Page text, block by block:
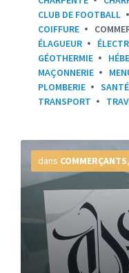
CLUB DE FOOTBALL
COIFFURE
ÉLAGUEUR
GÉOTHERMIE
MAÇONNERIE
PLOMBERIE
SANTÉ
TRANSPORT
dans COMMERÇANTS,
Plus
d'infos